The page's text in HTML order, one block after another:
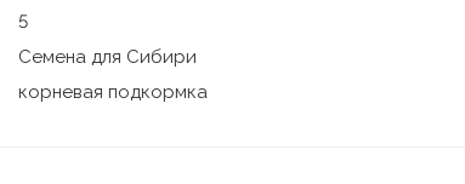
5
Семена для Сибири
корневая подкормка